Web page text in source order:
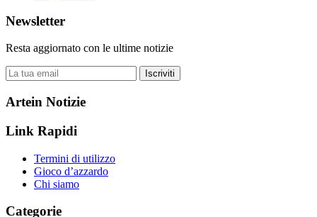
Newsletter
Resta aggiornato con le ultime notizie
Iscriviti
Artein Notizie
Link Rapidi
Termini di utilizzo
Gioco d’azzardo
Chi siamo
Categorie